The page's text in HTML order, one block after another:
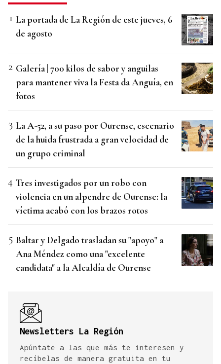
La portada de La Región de este jueves, 6
de agosto
Galería | 700 kilos de sabor y anguilas
para mantener viva la Festa da Anguía, en
fotos
La A-52, a su paso por Ourense, escenario
de la huida frustrada a gran velocidad de
un grupo criminal
Tres investigados por un robo con
violencia en un alpendre de Ourense: la
víctima acabó con los brazos rotos
Baltar y Delgado trasladan su "apoyo" a
Ana Méndez como una "excelente
candidata" a la Alcaldía de Ourense
Newsletters La Región
Apúntate a las que más te interesen y
recíbelas de manera gratuita en tu